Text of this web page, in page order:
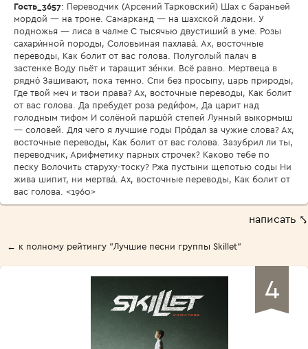
Гость_3657: Переводчик (Арсений Тарковский) Шах с бараньей
мордой — на троне. Самарканд — на шахской ладони. У
подножья — лиса в чалме С тысячью двустиший в уме. Розы
сахари́нной породы, Соловьиная пахлава́. Ах, восточные
переводы, Как болит от вас голова. Полуголый палач в
застенке Воду пьёт и таращит зе́нки. Всё равно. Мертвеца в
рядно́ Зашивают, пока темно. Спи без просыпу, царь природы,
Где твой меч и твои права? Ах, восточные переводы, Как болит
от вас голова. Да пребудет роза реди́фом, Да царит над
голодным тифом И солёной паршо́й степей Лунный выкормыш
— соловей. Для чего я лучшие годы Про́дал за чужие слова? Ах,
восточные переводы, Как болит от вас голова. Зазубрил ли ты,
переводчик, Арифметику парных строчек? Каково тебе по
песку Волочить старуху-тоску? Ржа пустыни щепотью соды Ни
жива шипит, ни мертва́. Ах, восточные переводы, Как болит от
вас голова. <1960>
написать ⤣
← к полному рейтингу "Лучшие песни группы Skillet"
4